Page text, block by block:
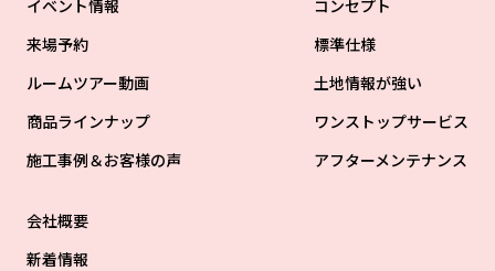
イベント情報
来場予約
ルームツアー動画
商品ラインナップ
施工事例＆お客様の声
コンセプト
標準仕様
土地情報が強い
ワンストップサービス
アフターメンテナンス
会社概要
新着情報